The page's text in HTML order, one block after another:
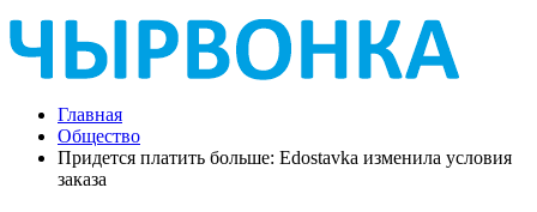
Главная
Общество
Придется платить больше: Edostavka изменила условия
заказа